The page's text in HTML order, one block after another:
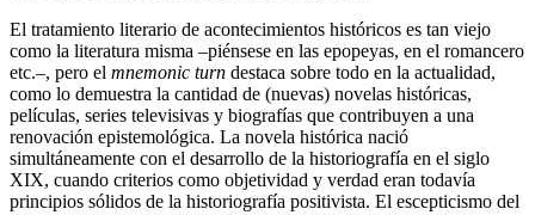
El tratamiento literario de acontecimientos históricos es tan viejo
como la literatura misma –piénsese en las epopeyas, en el romancero
etc.–, pero el mnemonic turn destaca sobre todo en la actualidad,
como lo demuestra la cantidad de (nuevas) novelas históricas,
películas, series televisivas y biografías que contribuyen a una
renovación epistemológica. La novela histórica nació
simultáneamente con el desarrollo de la historiografía en el siglo
XIX, cuando criterios como objetividad y verdad eran todavía
principios sólidos de la historiografía positivista. El escepticismo del